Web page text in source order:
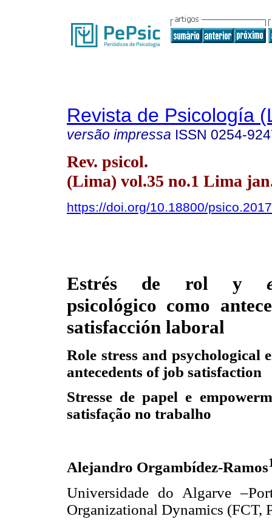
Revista de Psicología
versão impressa ISSN 0254-
Rev. psicol.
(Lima) vol.35 no.1 Lima
https://doi.org/10.18800/
Estrés de rol y
psicológico como
satisfacción laboral
Role stress and psychological
antecedents of job satisfaction
Stresse de papel e
satisfação no trabalho
Alejandro Orgambídez-Ramos
Universidade do Algarve
Organizational Dynamics (FCT,